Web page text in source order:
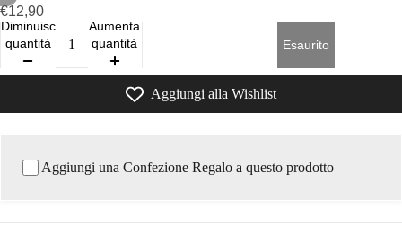
€12,90
Diminuisci
quantità
Aumenta
quantità
Esaurito
Aggiungi alla Wishlist
Aggiungi una Confezione Regalo a questo prodotto